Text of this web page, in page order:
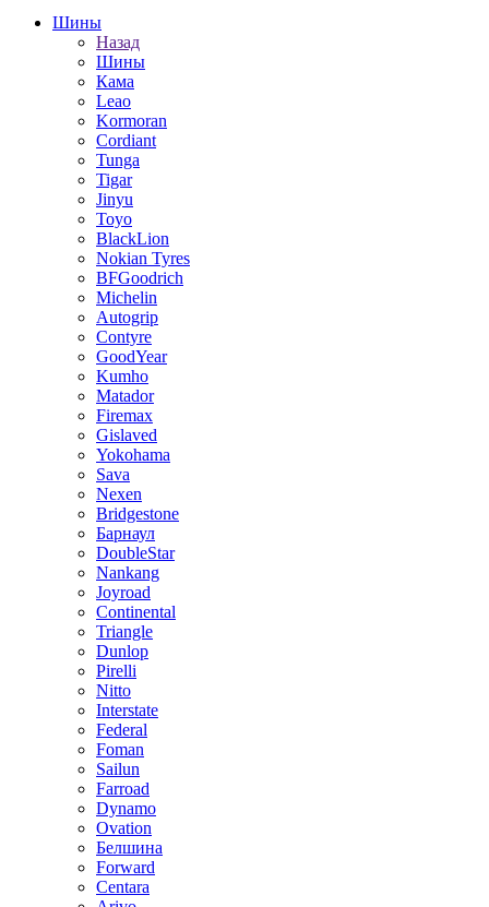
Шины
Назад
Шины
Кама
Leao
Kormoran
Cordiant
Tunga
Tigar
Jinyu
Toyo
BlackLion
Nokian Tyres
BFGoodrich
Michelin
Autogrip
Contyre
GoodYear
Kumho
Matador
Firemax
Gislaved
Yokohama
Sava
Nexen
Bridgestone
Барнаул
DoubleStar
Nankang
Joyroad
Continental
Triangle
Dunlop
Pirelli
Nitto
Interstate
Federal
Foman
Sailun
Farroad
Dynamo
Ovation
Белшина
Forward
Centara